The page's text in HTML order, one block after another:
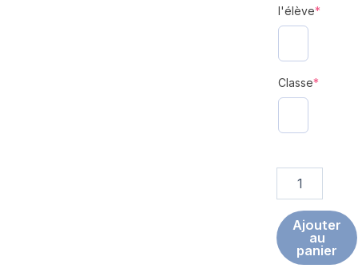
l'élève*
Classe*
Ajouter
au
panier